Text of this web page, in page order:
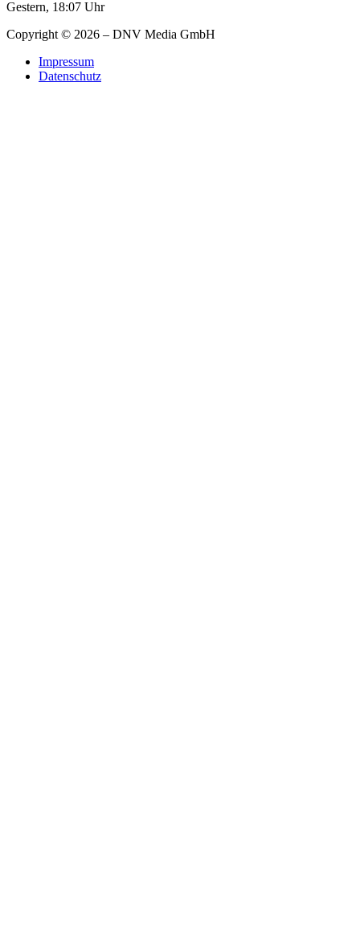
Gestern, 18:07 Uhr
Copyright © 2026 – DNV Media GmbH
Impressum
Datenschutz